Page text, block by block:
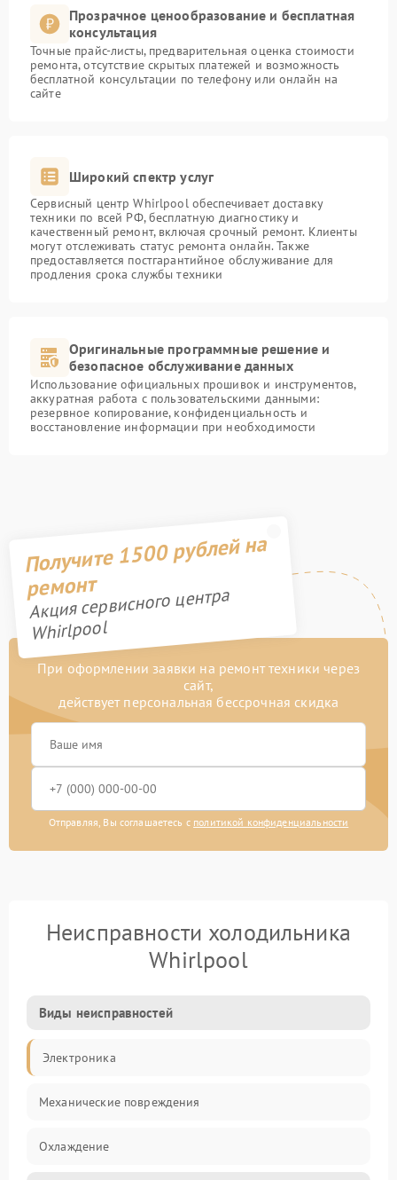
Прозрачное ценообразование и бесплатная
консультация
Точные прайс-листы, предварительная оценка стоимости
ремонта, отсутствие скрытых платежей и возможность
бесплатной консультации по телефону или онлайн на
сайте
Широкий спектр услуг
Сервисный центр Whirlpool обеспечивает доставку
техники по всей РФ, бесплатную диагностику и
качественный ремонт, включая срочный ремонт. Клиенты
могут отслеживать статус ремонта онлайн. Также
предоставляется постгарантийное обслуживание для
продления срока службы техники
Оригинальные программные решение и
безопасное обслуживание данных
Использование официальных прошивок и инструментов,
аккуратная работа с пользовательскими данными:
резервное копирование, конфиденциальность и
восстановление информации при необходимости
Получите 1500 рублей на
ремонт
Акция сервисного центра
Whirlpool
При оформлении заявки на ремонт техники через
сайт,
действует персональная бессрочная скидка
Отправляя, Вы соглашаетесь с политикой конфиденциальности
Неисправности холодильника
Whirlpool
Виды неисправностей
Электроника
Механические повреждения
Охлаждение